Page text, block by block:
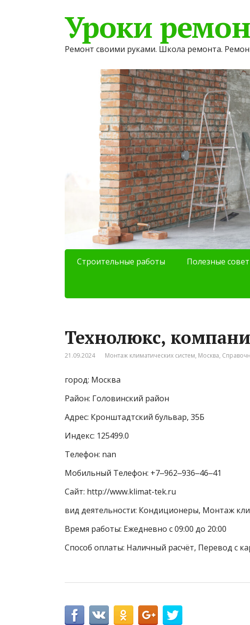
Уроки
Ремонт своими руками. Школа ремонта.
Строительные работы Полезные
Технолюкс,
21.09.2024 Монтаж климатических систем, Москва,
город: Москва
Район: Головинский район
Адрес: Кронштадтский бульвар, 35Б
Индекс: 125499.0
Телефон: nan
Мобильный Телефон: +7‒962‒936‒46‒41
Сайт: http://www.klimat-tek.ru
вид деятельности: Кондиционеры, Монтаж
Время работы: Ежедневно с 09:00 до 20:00
Способ оплаты: Наличный расчёт, Перевод с